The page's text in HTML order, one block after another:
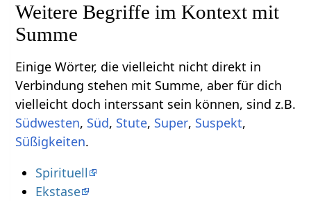
Weitere Begriffe im Kontext mit
Einige Wörter, die vielleicht nicht direkt in
Verbindung stehen mit Summe‏‎, aber für dich
vielleicht doch interssant sein können, sind z.B.
, , , ,
,
.
Spirituell
Ekstase